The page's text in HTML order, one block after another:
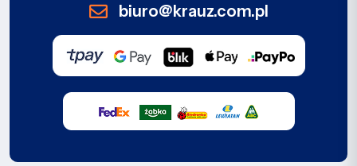
biuro@krauz.com.pl